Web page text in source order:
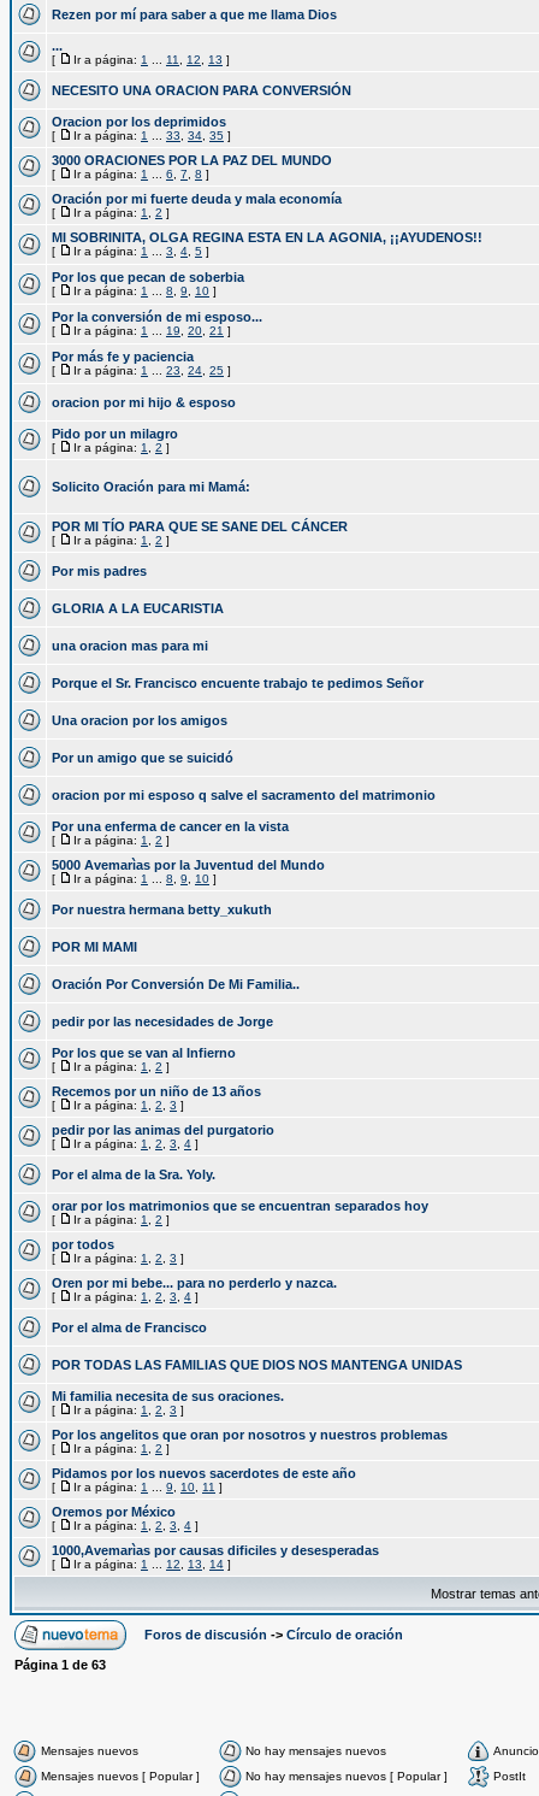
Rezen por mí para saber a que me llama Dios
...
[ Ir a página: 1 11 12 13 ]
NECESITO UNA ORACION PARA CONVERSIÓN
Oracion por los deprimidos
[ Ir a página: 1 33 34 35 ]
3000 ORACIONES POR LA PAZ DEL MUNDO
[ Ir a página: 1 6 7 8 ]
Oración por mi fuerte deuda y mala economía
[ Ir a página: 1 2 ]
MI SOBRINITA, OLGA REGINA ESTA EN LA AGONIA, ¡¡AYUDENOS!!
[ Ir a página: 1 3 4 5 ]
Por los que pecan de soberbia
[ Ir a página: 1 8 9 10 ]
Por la conversión de mi esposo...
[ Ir a página: 1 19 20 21 ]
Por más fe y paciencia
[ Ir a página: 1 23 24 25 ]
oracion por mi hijo & esposo
Pido por un milagro
[ Ir a página: 1 2 ]
Solicito Oración para mi Mamá:
POR MI TÍO PARA QUE SE SANE DEL CÁNCER
[ Ir a página: 1 2 ]
Por mis padres
GLORIA A LA EUCARISTIA
una oracion mas para mi
Porque el Sr. Francisco encuente trabajo te pedimos Señor
Una oracion por los amigos
Por un amigo que se suicidó
oracion por mi esposo q salve el sacramento del matrimonio
Por una enferma de cancer en la vista
[ Ir a página: 1 2 ]
5000 Avemarìas por la Juventud del Mundo
[ Ir a página: 1 8 9 10 ]
Por nuestra hermana betty_xukuth
POR MI MAMI
Oración Por Conversión De Mi Familia..
pedir por las necesidades de Jorge
Por los que se van al Infierno
[ Ir a página: 1 2 ]
Recemos por un niño de 13 años
[ Ir a página: 1 2 3 ]
pedir por las animas del purgatorio
[ Ir a página: 1 2 3 4 ]
Por el alma de la Sra. Yoly.
orar por los matrimonios que se encuentran separados hoy
[ Ir a página: 1 2 ]
por todos
[ Ir a página: 1 2 3 ]
Oren por mi bebe... para no perderlo y nazca.
[ Ir a página: 1 2 3 4 ]
Por el alma de Francisco
POR TODAS LAS FAMILIAS QUE DIOS NOS MANTENGA UNIDAS
Mi familia necesita de sus oraciones.
[ Ir a página: 1 2 3 ]
Por los angelitos que oran por nosotros y nuestros problemas
[ Ir a página: 1 2 ]
Pidamos por los nuevos sacerdotes de este año
[ Ir a página: 1 9 10 11 ]
Oremos por México
[ Ir a página: 1 2 3 4 ]
1000,Avemarìas por causas dificiles y desesperadas
[ Ir a página: 1 12 13 14 ]
Mostrar temas
Foros de discusión -> Círculo de oración
Página 1 de 63
Mensajes nuevos No hay mensajes nuevos
Anuncio
Mensajes nuevos [ Popular ]
No hay mensajes nuevos [ Popular ]
PostIt